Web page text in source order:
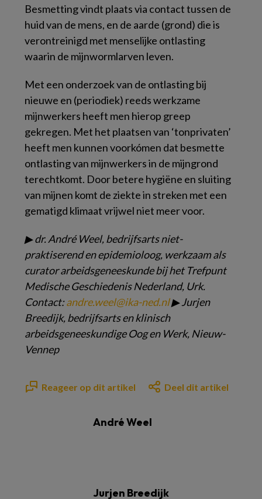
Besmetting vindt plaats via contact tussen de
huid van de mens, en de aarde (grond) die is
verontreinigd met menselijke ontlasting
waarin de mijnwormlarven leven.
Met een onderzoek van de ontlasting bij
nieuwe en (periodiek) reeds werkzame
mijnwerkers heeft men hierop greep
gekregen. Met het plaatsen van ‘tonprivaten’
heeft men kunnen voorkómen dat besmette
ontlasting van mijnwerkers in de mijngrond
terechtkomt. Door betere hygiëne en sluiting
van mijnen komt de ziekte in streken met een
gematigd klimaat vrijwel niet meer voor.
▶dr. André Weel, bedrijfsartsniet-
praktiserend en epidemioloog, werkzaam als
curatorarbeidsgeneeskunde bij het Trefpunt
Medische GeschiedenisNederland, Urk.
Contact:andre.weel@ika-ned.nl▶Jurjen
Breedijk, bedrijfsarts enklinisch
arbeidsgeneeskundigeOog en Werk, Nieuw-
Vennep
Reageer op dit artikel Deel dit artikel
André Weel
Jurjen Breedijk